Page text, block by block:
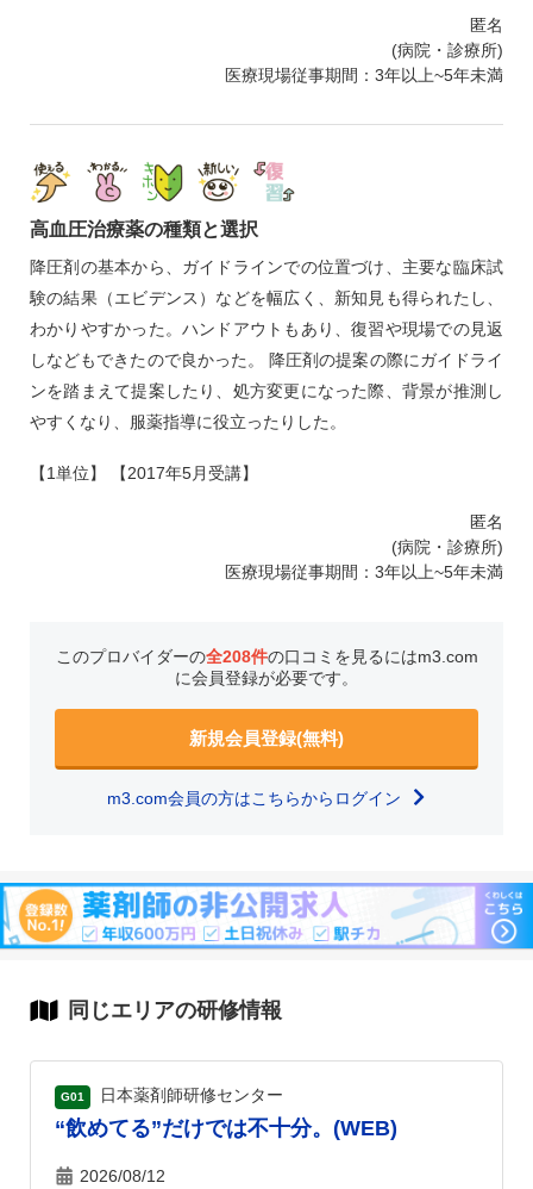
匿名
(病院・診療所)
医療現場従事期間：3年以上~5年未満
高血圧治療薬の種類と選択
降圧剤の基本から、ガイドラインでの位置づけ、主要な臨床試
験の結果（エビデンス）などを幅広く、新知見も得られたし、
わかりやすかった。ハンドアウトもあり、復習や現場での見返
しなどもできたので良かった。 降圧剤の提案の際にガイドライ
ンを踏まえて提案したり、処方変更になった際、背景が推測し
やすくなり、服薬指導に役立ったりした。
【1単位】 【2017年5月受講】
匿名
(病院・診療所)
医療現場従事期間：3年以上~5年未満
このプロバイダーの全208件の口コミを見るにはm3.com
に会員登録が必要です。
新規会員登録(無料)
m3.com会員の方はこちらからログイン
同じエリアの研修情報
G01 日本薬剤師研修センター
“飲めてる”だけでは不十分。(WEB)
2026/08/12